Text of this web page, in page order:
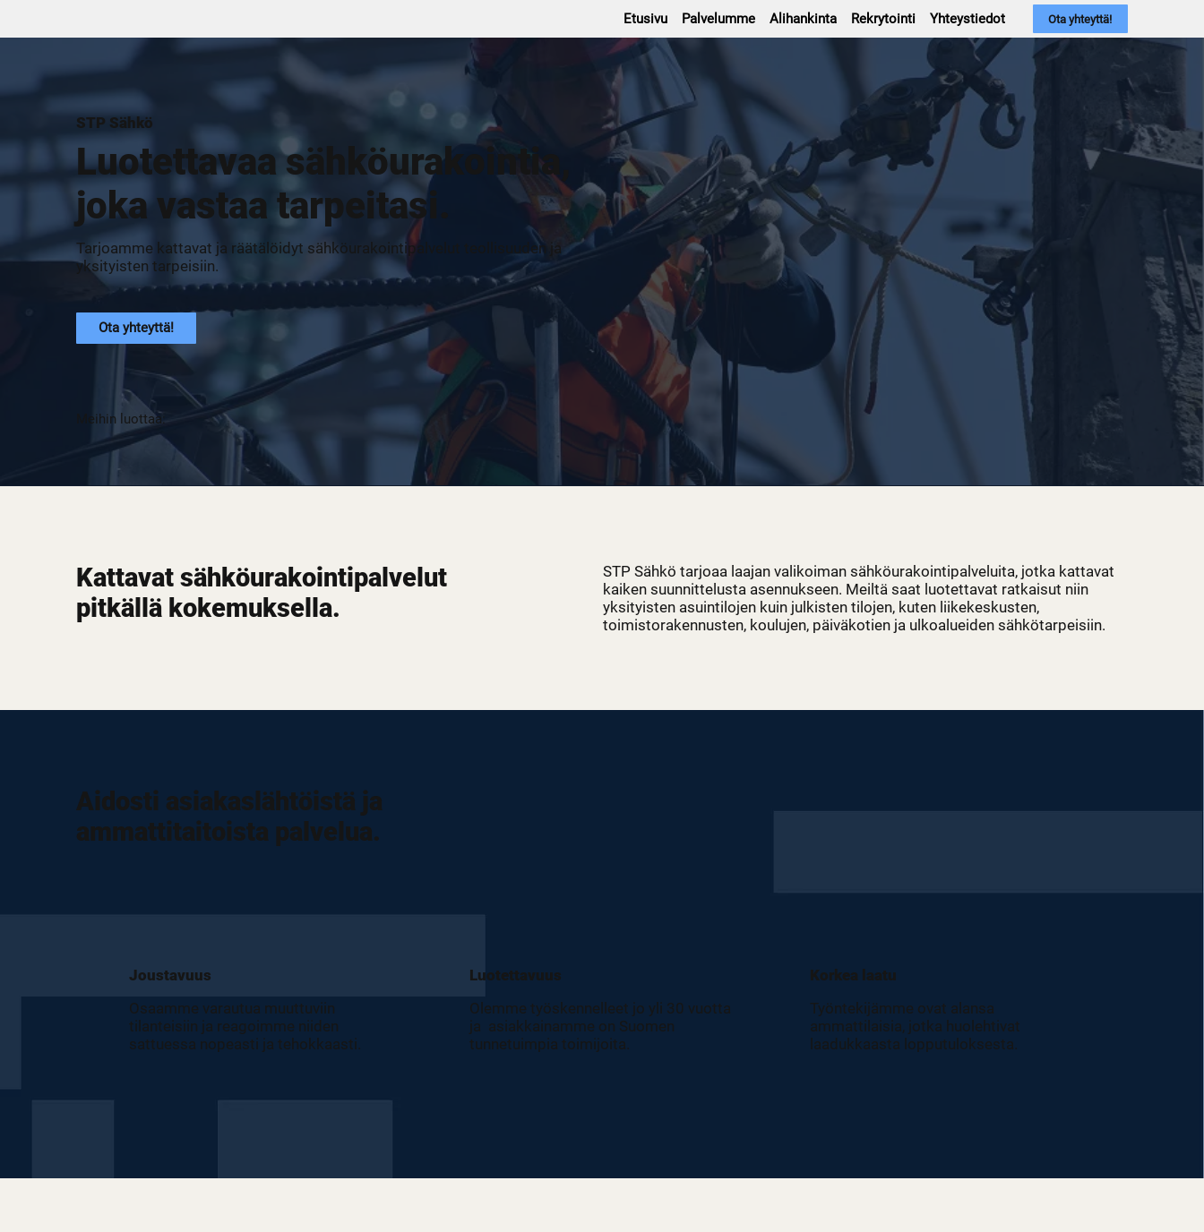
Etusivu Palvelumme Alihankinta Rekrytointi Yhteystiedot Ota yhteyttä!
STP Sähkö
Luotettavaa sähköurakointia,
joka vastaa tarpeitasi.
Tarjoamme kattavat ja räätälöidyt sähköurakointipalvelut teollisuuden ja
yksityisten tarpeisiin.
Ota yhteyttä!
Meihin luottaa:
Kattavat sähköurakointipalvelut
pitkällä kokemuksella.
STP Sähkö tarjoaa laajan valikoiman sähköurakointipalveluita, jotka kattavat
kaiken suunnittelusta asennukseen. Meiltä saat luotettavat ratkaisut niin
yksityisten asuintilojen kuin julkisten tilojen, kuten liikekeskusten,
toimistorakennusten, koulujen, päiväkotien ja ulkoalueiden sähkötarpeisiin.
Aidosti asiakaslähtöistä ja
ammattitaitoista palvelua.
Joustavuus
Osaamme varautua muuttuviin
tilanteisiin ja reagoimme niiden
sattuessa nopeasti ja tehokkaasti.
Luotettavuus
Olemme työskennelleet jo yli 30 vuotta
ja asiakkainamme on Suomen
tunnetuimpia toimijoita.
Korkea laatu
Työntekijämme ovat alansa
ammattilaisia, jotka huolehtivat
laadukkaasta lopputuloksesta.